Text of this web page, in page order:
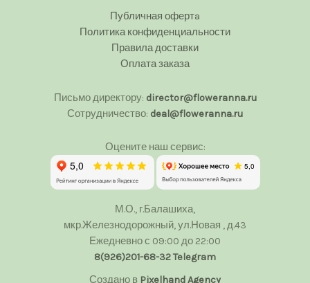
Публичная офертa
Политика конфиденциальности
Правила доставки
Оплата заказа
Письмо директору: director@floweranna.ru
Сотрудничество: deal@floweranna.ru
Оцените наш сервис:
М.О., г.Балашиха,
мкр.Железнодорожный, ул.Новая , д.43
Ежедневно с 09:00 до 22:00
8(926)201-68-32Telegram
Создано в Pixelhand Agency